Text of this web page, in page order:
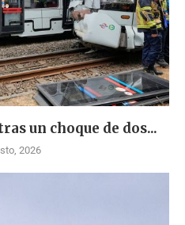
un choque de dos...
2026